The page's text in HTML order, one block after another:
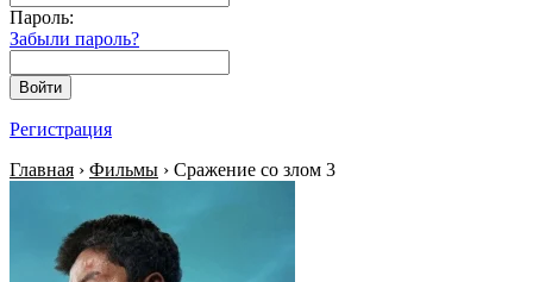
Пароль:
Забыли пароль?
Войти
Регистрация
Главная › Фильмы › Сражение со злом 3